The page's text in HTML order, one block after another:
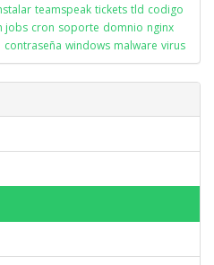
teamspeak tickets tld codigo
jobs cron soporte domnio nginx
contraseña windows malware virus